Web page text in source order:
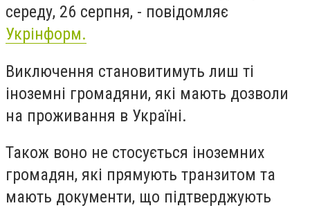
середу, 26 серпня, - повідомляє
Укрінформ.
Виключення становитимуть лиш ті
іноземні громадяни, які мають дозволи
на проживання в Україні.
Також воно не стосується іноземних
громадян, які прямують транзитом та
мають документи, що підтверджують